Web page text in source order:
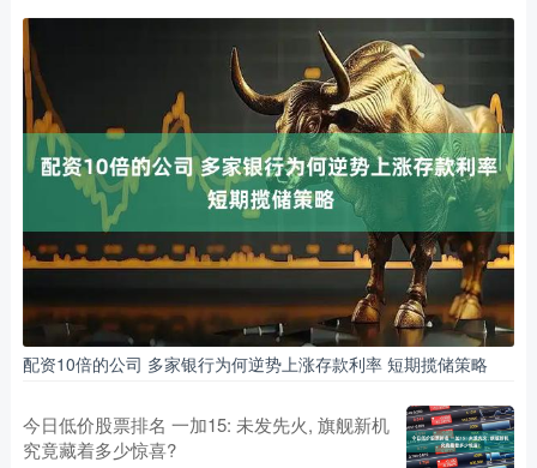
配资10倍的公司 多家银行为何逆势上涨存款利率 短期揽储策略
今日低价股票排名 一加15: 未发先火, 旗舰新机
究竟藏着多少惊喜?